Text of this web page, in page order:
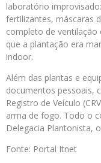
laboratório
fertilizantes, máscaras
completo de ventilação
que a plantação era
indoor.
Além das plantas e
documentos pessoais,
Registro de Veículo
arma de fogo. Todo o
Delegacia Plantonista,
Fonte: Portal Itnet